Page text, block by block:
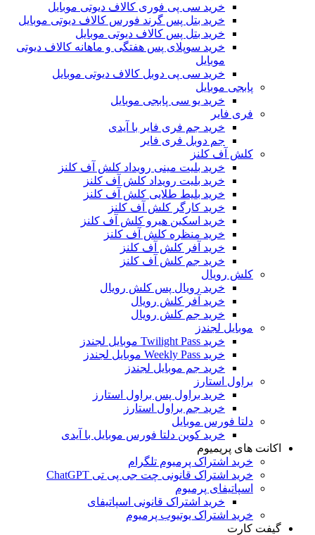
خرید سی پی فوری کالاف دیوتی موبایل
خرید بتل پس گرند فورس کالاف دیوتی موبایل
خرید بتل پس کالاف دیوتی موبایل
خرید سوپلای پس هفتگی و ماهانه کالاف دیوتی
موبایل
خرید سی پی دوبل کالاف دیوتی موبایل
پابجی موبایل
خرید یو سی پابجی موبایل
فری فایر
خرید جم فری فایر با آیدی
جم دوبل فری فایر
کلش آف کلنز
خرید بلیت مینی رویداد کلش آف کلنز
خرید بلیت رویداد کلش آف کلنز
خرید بلیط طلایی کلش آف کلنز
خرید کارگر کلش آف کلنز
خرید اسکین هیرو کلش آف کلنز
خرید منظره کلش آف کلنز
خرید آفر کلش آف کلنز
خرید جم کلش آف کلنز
کلش رویال
خرید رویال پس کلش رویال
خرید آفر کلش رویال
خرید جم کلش رویال
موبایل لجندز
خرید Twilight Pass موبایل لجندز
خرید Weekly Pass موبایل لجندز
خرید جم موبایل لجندز
براول استارز
خرید براول پس براول استارز
خرید جم براول استارز
دلتا فورس موبایل
خرید کوین دلتا فورس موبایل با آیدی
اکانت های پریمیوم
خرید اشتراک پرمیوم تلگرام
خرید اشتراک قانونی چت جی پی تی ChatGPT
اسپاتیفای پرمیوم
خرید اشتراک قانونی اسپاتیفای
خرید اشتراک یوتیوب پرمیوم
گیفت کارت